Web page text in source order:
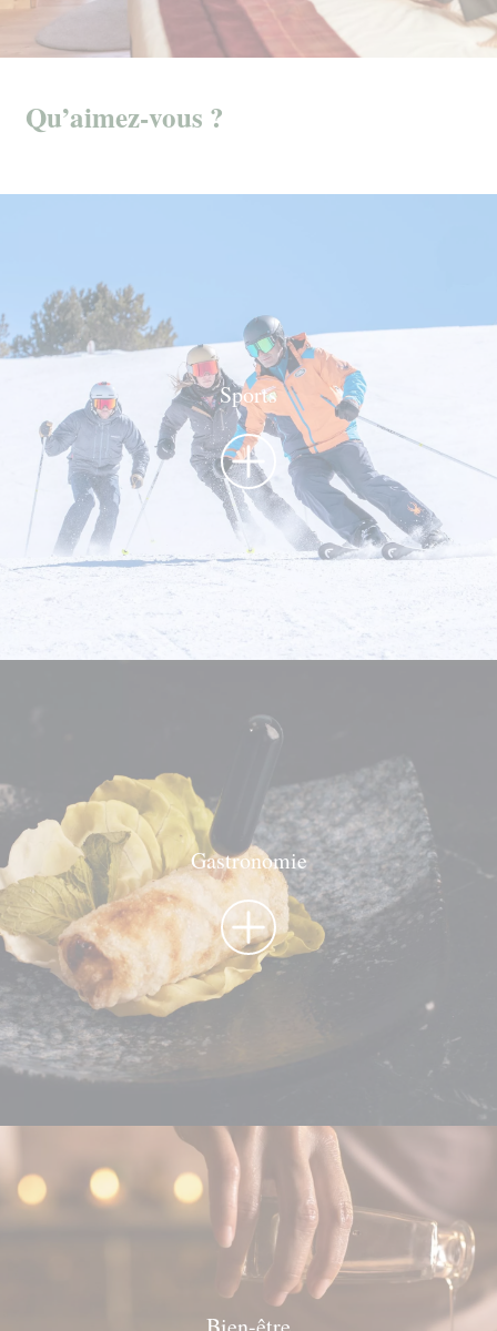
Ma réservation
Entrez votre numéro de référence de
Qu’aimez-vous ?
Sports
Gastronomie